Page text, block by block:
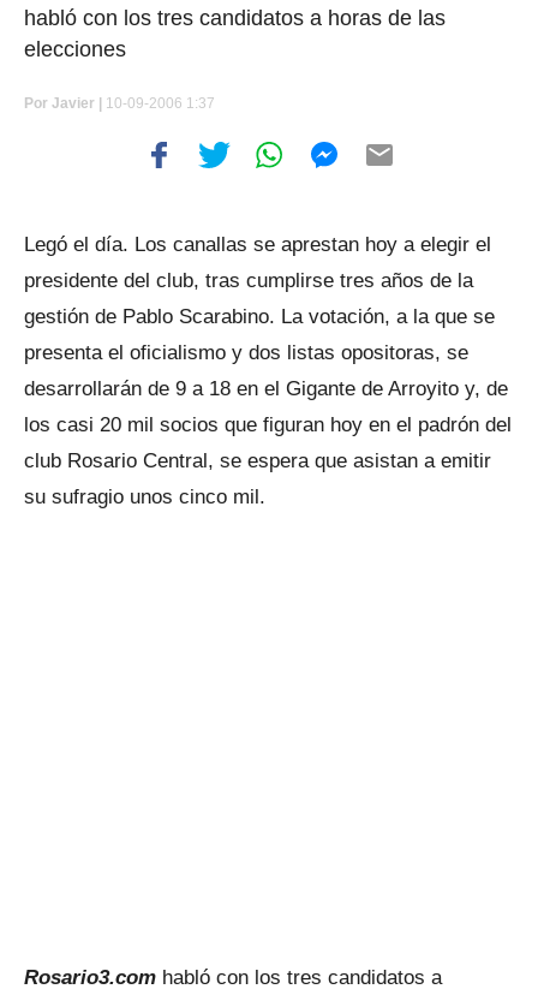
habló con los tres candidatos a horas de las
elecciones
Por Javier | 10-09-2006 1:37
Legó el día. Los canallas se aprestan hoy a elegir el
presidente del club, tras cumplirse tres años de la
gestión de Pablo Scarabino. La votación, a la que se
presenta el oficialismo y dos listas opositoras, se
desarrollarán de 9 a 18 en el Gigante de Arroyito y, de
los casi 20 mil socios que figuran hoy en el padrón del
club Rosario Central, se espera que asistan a emitir
su sufragio unos cinco mil.
Rosario3.com habló con los tres candidatos a